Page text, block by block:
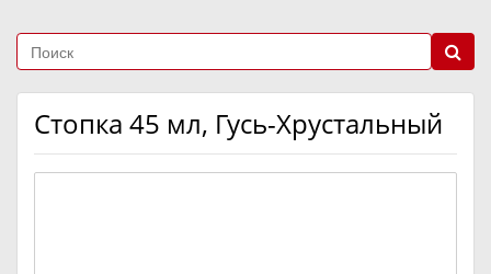
Стопка 45 мл, Гусь-Хрустальный